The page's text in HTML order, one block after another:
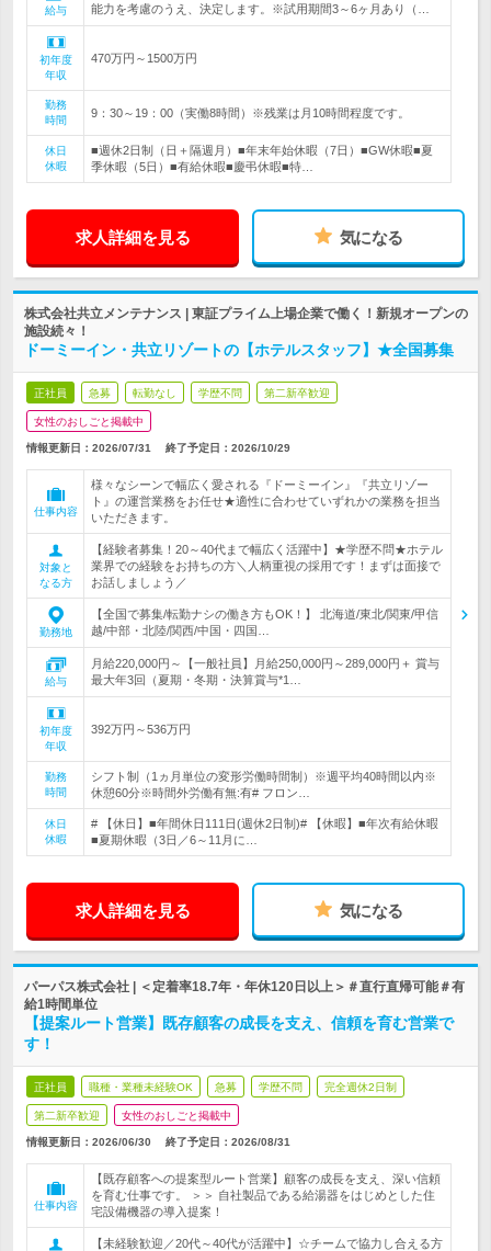
給与
能力を考慮のうえ、決定します。※試用期間3～6ヶ月あり（…
初年度
年収
470万円～1500万円
勤務
時間
9：30～19：00（実働8時間）※残業は月10時間程度です。
休日
休暇
■週休2日制（日＋隔週月）■年末年始休暇（7日）■GW休暇■夏
季休暇（5日）■有給休暇■慶弔休暇■特…
求人詳細を見る 気になる
株式会社共立メンテナンス | 東証プライム上場企業で働く！新規オープンの
施設続々！
ドーミーイン・共立リゾートの【ホテルスタッフ】★全国募集
正社員 急募 転勤なし 学歴不問 第二新卒歓迎
女性のおしごと掲載中
情報更新日：2026/07/31 終了予定日： 2026/10/29
仕事内容
様々なシーンで幅広く愛される『ドーミーイン』『共立リゾー
ト』の運営業務をお任せ★適性に合わせていずれかの業務を担当
いただきます。
対象と
なる方
【経験者募集！20～40代まで幅広く活躍中】★学歴不問★ホテル
業界での経験をお持ちの方＼人柄重視の採用です！まずは面接で
お話しましょう／
勤務地
【全国で募集/転勤ナシの働き方もOK！】 北海道/東北/関東/甲信
越/中部・北陸/関西/中国・四国…
給与
月給220,000円～【一般社員】月給250,000円～289,000円＋ 賞与
最大年3回（夏期・冬期・決算賞与*1…
初年度
年収
392万円～536万円
勤務
時間
シフト制（1ヵ月単位の変形労働時間制）※週平均40時間以内※
休憩60分※時間外労働有無:有# フロン…
休日
休暇
# 【休日】■年間休日111日(週休2日制)# 【休暇】■年次有給休暇
■夏期休暇（3日／6～11月に…
求人詳細を見る 気になる
パーパス株式会社 | ＜定着率18.7年・年休120日以上＞＃直行直帰可能＃有
給1時間単位
【提案ルート営業】既存顧客の成長を支え、信頼を育む営業で
す！
正社員 職種・業種未経験OK 急募 学歴不問 完全週休2日制
第二新卒歓迎 女性のおしごと掲載中
情報更新日：2026/06/30 終了予定日： 2026/08/31
仕事内容
【既存顧客への提案型ルート営業】顧客の成長を支え、深い信頼
を育む仕事です。 ＞＞ 自社製品である給湯器をはじめとした住
宅設備機器の導入提案！
【未経験歓迎／20代～40代が活躍中】☆チームで協力し合える方